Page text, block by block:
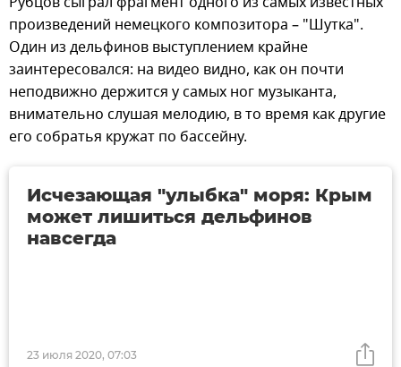
произведений немецкого композитора – "Шутка".
Один из дельфинов выступлением крайне
заинтересовался: на видео видно, как он почти
неподвижно держится у самых ног музыканта,
внимательно слушая мелодию, в то время как другие
его собратья кружат по бассейну.
23 июля 2020, 07:03
Исчезающая "улыбка" моря: Крым
может лишиться дельфинов
навсегда